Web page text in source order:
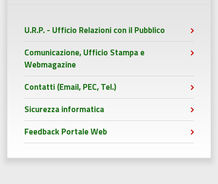
U.R.P. - Ufficio Relazioni con il Pubblico
Comunicazione, Ufficio Stampa e
Webmagazine
Contatti (Email, PEC, Tel.)
Sicurezza informatica
Feedback Portale Web